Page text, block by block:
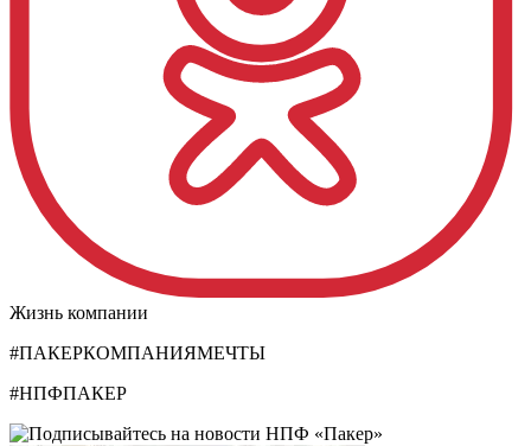
Жизнь компании
#ПАКЕРКОМПАНИЯМЕЧТЫ
#НПФПАКЕР